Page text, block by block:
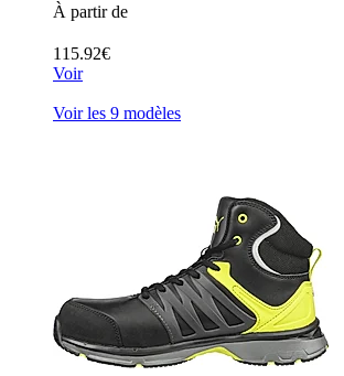
À partir de
115.92€
Voir
Voir les 9 modèles